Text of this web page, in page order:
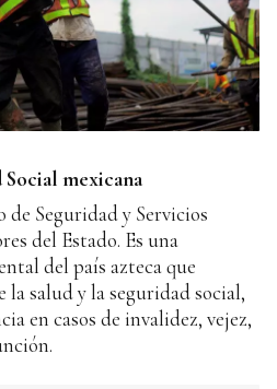
Social mexicana
Seguridad y Servicios
del Estado. Es una
del país azteca que
salud y la seguridad social,
en casos de invalidez, vejez,